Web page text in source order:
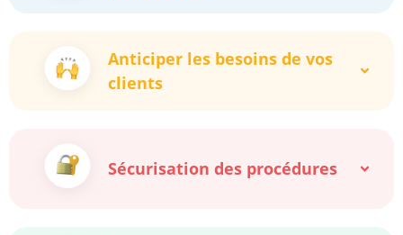
Anticiper les besoins de vos
clients
Sécurisation des procédures